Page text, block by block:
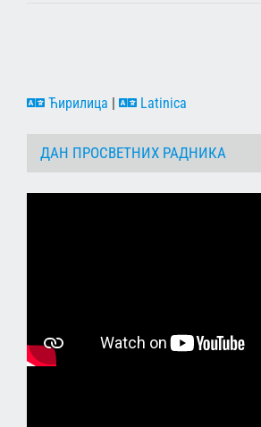
Ћирилица | Latinica
ДАН ПРОСВЕТНИХ РАДНИКА